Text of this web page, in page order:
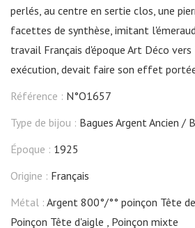
perlés, au centre en sertie clos, une
facettes de synthèse, imitant
travail Français d'époque Art Déco
exécution, devait faire son effet
Référence : N°O1657
Type de bijou : Bagues Argent Ancien
Époque : 1925
Origine : Français
Métal : Argent 800°/°° poinçon Tête
Poinçon Tête d'aigle , Poinçon mixte